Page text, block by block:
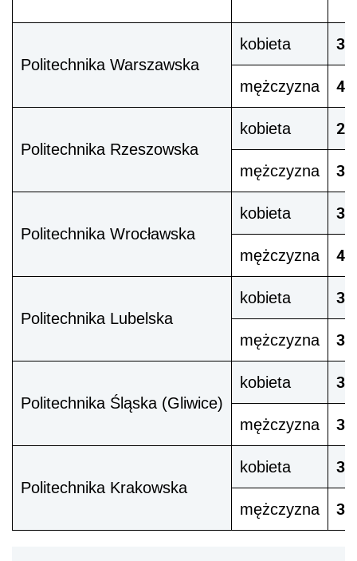
Politechnika Warszawska
kobieta 3
mężczyzna 4
Politechnika Rzeszowska
kobieta 2
mężczyzna 3
Politechnika Wrocławska
kobieta 3
mężczyzna 4
Politechnika Lubelska
kobieta 3
mężczyzna 3
Politechnika Śląska (Gliwice)
kobieta 3
mężczyzna 3
Politechnika Krakowska
kobieta 3
mężczyzna 3